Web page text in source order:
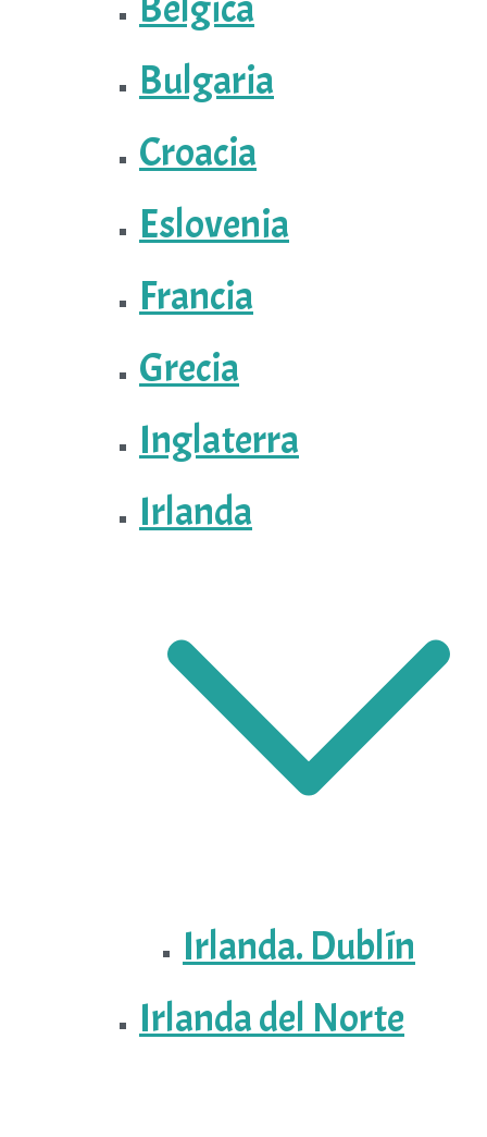
Bulgaria
Croacia
Eslovenia
Francia
Grecia
Inglaterra
Irlanda
Irlanda. Dublín
Irlanda del Norte